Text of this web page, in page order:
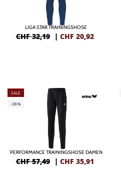
LIGA STAR TRAININGSHOSE
CHF 32,19 | CHF 20,92
SALE
-38%
PERFORMANCE TRAININGSHOSE DAMEN
CHF 57,49 | CHF 35,91